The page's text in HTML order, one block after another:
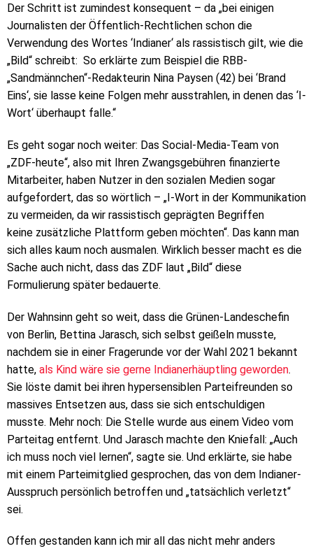
Der Schritt ist zumindest konsequent – da „bei einigen
Journalisten der Öffentlich-Rechtlichen schon die
Verwendung des Wortes ‘Indianer‘ als rassistisch gilt, wie die
„Bild“ schreibt: So erklärte zum Beispiel die RBB-
„Sandmännchen“-Redakteurin Nina Paysen (42) bei ‘Brand
Eins‘, sie lasse keine Folgen mehr ausstrahlen, in denen das ‘I-
Wort‘ überhaupt falle.“
Es geht sogar noch weiter: Das Social-Media-Team von
„ZDF-heute“, also mit Ihren Zwangsgebühren finanzierte
Mitarbeiter, haben Nutzer in den sozialen Medien sogar
aufgefordert, das so wörtlich – „I-Wort in der Kommunikation
zu vermeiden, da wir rassistisch geprägten Begriffen
keine zusätzliche Plattform geben möchten“. Das kann man
sich alles kaum noch ausmalen. Wirklich besser macht es die
Sache auch nicht, dass das ZDF laut „Bild“ diese
Formulierung später bedauerte.
Der Wahnsinn geht so weit, dass die Grünen-Landeschefin
von Berlin, Bettina Jarasch, sich selbst geißeln musste,
nachdem sie in einer Fragerunde vor der Wahl 2021 bekannt
hatte, als Kind wäre sie gerne Indianerhäuptling geworden.
Sie löste damit bei ihren hypersensiblen Parteifreunden so
massives Entsetzen aus, dass sie sich entschuldigen
musste. Mehr noch: Die Stelle wurde aus einem Video vom
Parteitag entfernt. Und Jarasch machte den Kniefall: „Auch
ich muss noch viel lernen“, sagte sie. Und erklärte, sie habe
mit einem Parteimitglied gesprochen, das von dem Indianer-
Ausspruch persönlich betroffen und „tatsächlich verletzt“
sei.
Offen gestanden kann ich mir all das nicht mehr anders